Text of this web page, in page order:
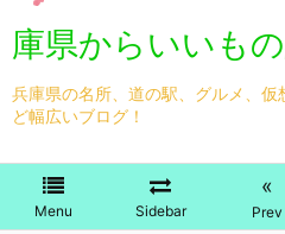
庫県からいいもの
兵庫県の名所、道の駅、グルメ、
ど幅広いブログ！
Menu Sidebar
«
Prev